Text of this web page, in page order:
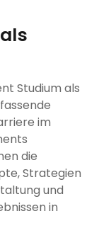
Studium als
im
die
Strategien
und
in